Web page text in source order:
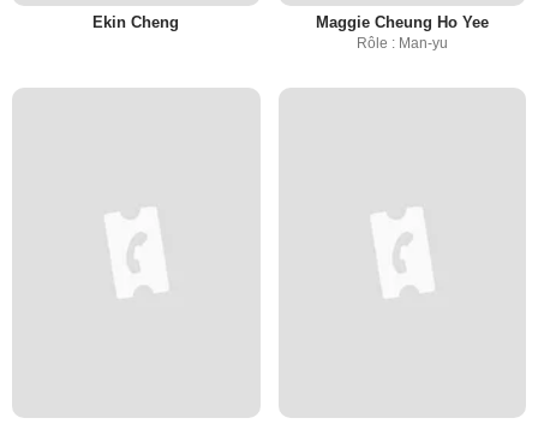
Ekin Cheng Maggie Cheung Ho Yee
Rôle : Man-yu